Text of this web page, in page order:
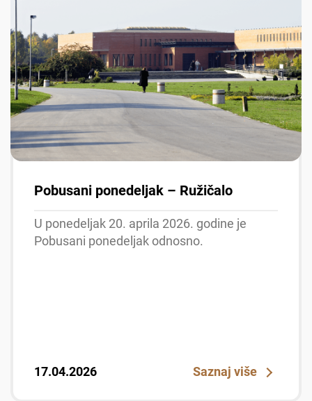
Pobusani ponedeljak – Ružičalo
U ponedeljak 20. aprila 2026. godine je
Pobusani ponedeljak odnosno.
17.04.2026 Saznaj više